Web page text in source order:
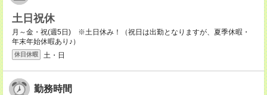
土日祝休
月～金・祝(週5日) ※土日休み！（祝日は出勤となりますが、夏季休暇・
年末年始休暇あり♪）
休日休暇 土・日
勤務時間